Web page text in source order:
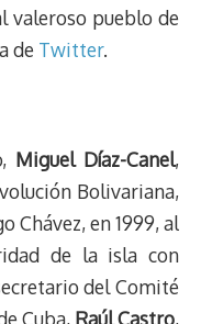
valeroso pueblo de
de Twitter.
Miguel Díaz-Canel,
Bolivariana,
Chávez, en 1999, al
de la isla con
del Comité
Cuba, Raúl Castro,